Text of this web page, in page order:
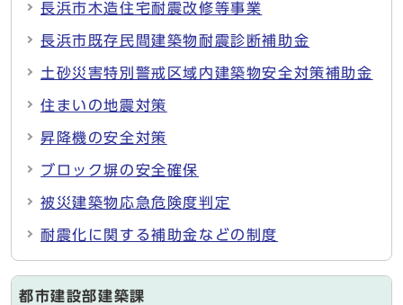
長浜市木造住宅耐震改修等事業
長浜市既存民間建築物耐震診断補助金
土砂災害特別警戒区域内建築物安全対策補助金
住まいの地震対策
昇降機の安全対策
ブロック塀の安全確保
被災建築物応急危険度判定
耐震化に関する補助金などの制度
都市建設部建築課